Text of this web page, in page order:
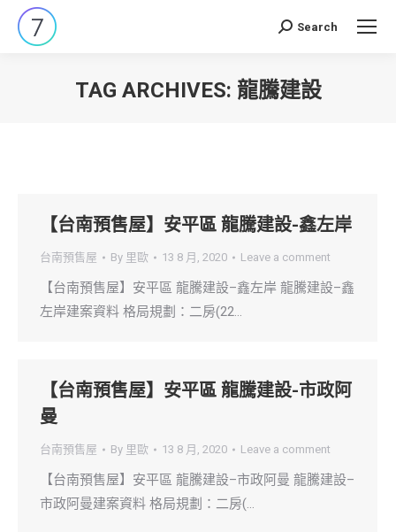
Search:
Search
TAG ARCHIVES: 龍騰建設
【台南預售屋】安平區 龍騰建設-鑫左岸
台南預售屋 By 里歐 13 8 月, 2020 Leave a comment
【台南預售屋】安平區 龍騰建設–鑫左岸 龍騰建設–鑫
左岸建案資料 格局規劃：二房(22…
【台南預售屋】安平區 龍騰建設-市政阿
曼
台南預售屋 By 里歐 13 8 月, 2020 Leave a comment
【台南預售屋】安平區 龍騰建設–市政阿曼 龍騰建設–
市政阿曼建案資料 格局規劃：二房(…